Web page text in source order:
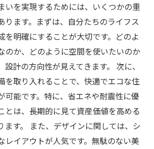
いを実現するためには、いくつかの重
ります。まずは、自分たちのライフス
を明確にすることが大切です。どのよ
のか、どのように空間を使いたいのか
設計の方向性が見えてきます。 次に、
を取り入れることで、快適でエコな住
可能です。特に、省エネや耐震性に優
とは、長期的に見て資産価値を高める
ます。 また、デザインに関しては、シ
レイアウトが人気です。無駄のない美